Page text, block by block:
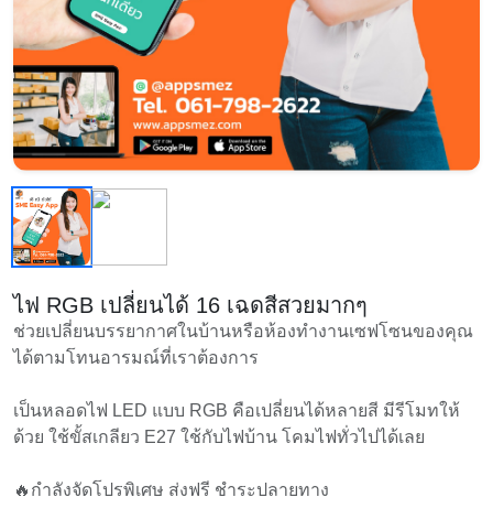
ไฟ RGB เปลี่ยนได้ 16 เฉดสีสวยมากๆ
ช่วยเปลี่ยนบรรยากาศในบ้านหรือห้องทำงานเซฟโซนของคุณ
ได้ตามโทนอารมณ์ที่เราต้องการ
เป็นหลอดไฟ LED แบบ RGB คือเปลี่ยนได้หลายสี มีรีโมทให้
ด้วย ใช้ขั้สเกลียว E27 ใช้กับไฟบ้าน โคมไฟทั่วไปได้เลย
🔥กำลังจัดโปรพิเศษ ส่งฟรี ชำระปลายทาง